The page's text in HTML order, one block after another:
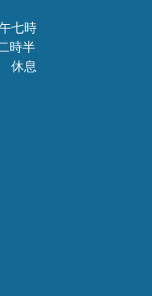
午七時
時半
休息